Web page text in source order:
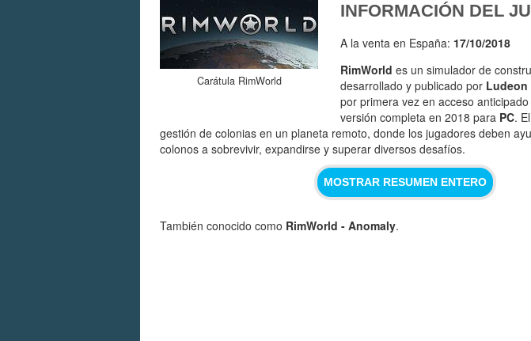
Carátula RimWorld
INFORMACIÓN DEL
A la venta en España: 17/10/2018
RimWorld es un simulador de
desarrollado y publicado por
por primera vez en acceso
versión completa en 2018 para PC.
gestión de colonias en un planeta remoto, donde los jugadores deben
colonos a sobrevivir, expandirse y superar diversos desafíos.
MOSTRAR RESUMEN ENTERO
También conocido como RimWorld - Anomaly.